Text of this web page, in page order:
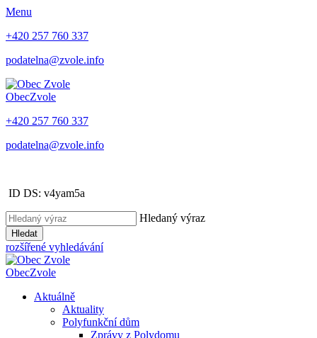
Menu
+420 257 760 337
podatelna@zvole.info
ObecZvole
+420 257 760 337
podatelna@zvole.info
ID DS: v4yam5a
Hledaný výraz
Hledat
rozšířené vyhledávání
ObecZvole
Aktuálně
Aktuality
Polyfunkční dům
Zprávy z Polydomu